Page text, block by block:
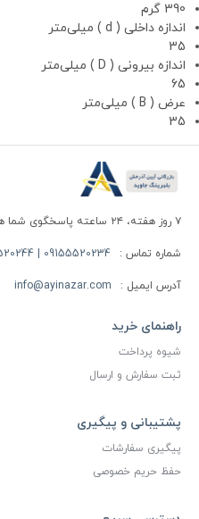
390 گرم
اندازه داخلی ( d ) میلی‌متر
35
اندازه بیرونی ( D ) میلی‌متر
65
عرض ( B ) میلی‌متر
35
۷ روز هفته، ۲۴ ساعته پاسخگوی شما هستیم.
شماره تماس : 09155520234 | 09155520244
آدرس ایمیل : info@ayinazar.com
راهنمای خرید
شیوه پرداخت
ثبت سفارش و ارسال
پشتیبانی و پیگیری
پیگیری سفارشات
حفظ حریم خصوصی